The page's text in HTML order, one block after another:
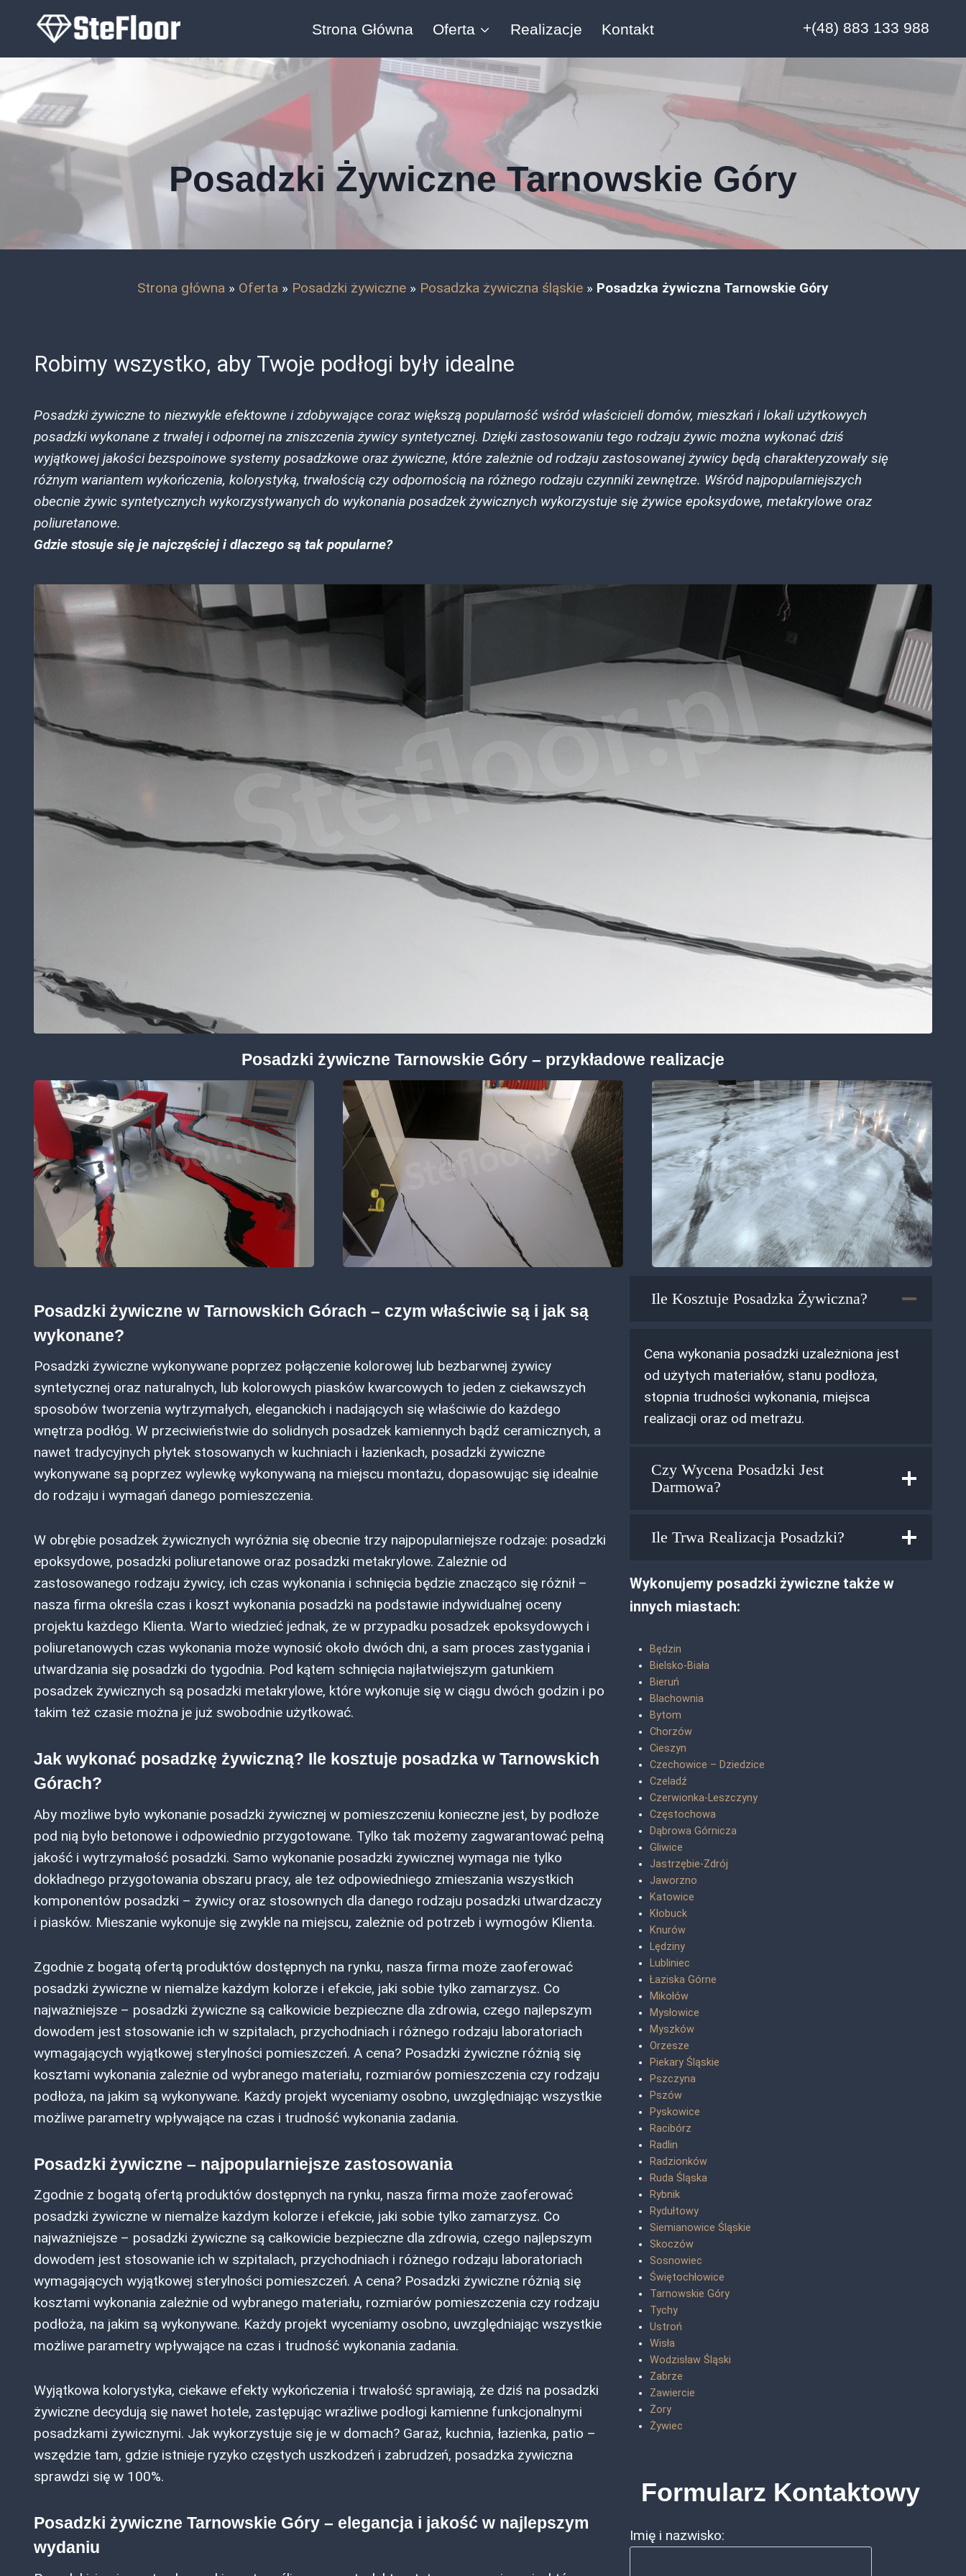
Strona Główna Oferta Realizacje Kontakt +(48) 883 133 988
Posadzki Żywiczne Tarnowskie Góry
Strona główna » Oferta » Posadzki żywiczne » Posadzka żywiczna śląskie » Posadzka żywiczna Tarnowskie Góry
Robimy wszystko, aby Twoje podłogi były idealne
Posadzki żywiczne to niezwykle efektowne i zdobywające coraz większą popularność wśród właścicieli domów, mieszkań i lokali użytkowych
posadzki wykonane z trwałej i odpornej na zniszczenia żywicy syntetycznej. Dzięki zastosowaniu tego rodzaju żywic można wykonać dziś
wyjątkowej jakości bezspoinowe systemy posadzkowe oraz żywiczne, które zależnie od rodzaju zastosowanej żywicy będą charakteryzowały się
różnym wariantem wykończenia, kolorystyką, trwałością czy odpornością na różnego rodzaju czynniki zewnętrze. Wśród najpopularniejszych
obecnie żywic syntetycznych wykorzystywanych do wykonania posadzek żywicznych wykorzystuje się żywice epoksydowe, metakrylowe oraz
poliuretanowe.
Gdzie stosuje się je najczęściej i dlaczego są tak popularne?
Posadzki żywiczne Tarnowskie Góry – przykładowe realizacje
Posadzki żywiczne w Tarnowskich Górach – czym właściwie są i jak są
wykonane?
Posadzki żywiczne wykonywane poprzez połączenie kolorowej lub bezbarwnej żywicy
syntetycznej oraz naturalnych, lub kolorowych piasków kwarcowych to jeden z ciekawszych
sposobów tworzenia wytrzymałych, eleganckich i nadających się właściwie do każdego
wnętrza podłóg. W przeciwieństwie do solidnych posadzek kamiennych bądź ceramicznych, a
nawet tradycyjnych płytek stosowanych w kuchniach i łazienkach, posadzki żywiczne
wykonywane są poprzez wylewkę wykonywaną na miejscu montażu, dopasowując się idealnie
do rodzaju i wymagań danego pomieszczenia.
W obrębie posadzek żywicznych wyróżnia się obecnie trzy najpopularniejsze rodzaje: posadzki
epoksydowe, posadzki poliuretanowe oraz posadzki metakrylowe. Zależnie od
zastosowanego rodzaju żywicy, ich czas wykonania i schnięcia będzie znacząco się różnił –
nasza firma określa czas i koszt wykonania posadzki na podstawie indywidualnej oceny
projektu każdego Klienta. Warto wiedzieć jednak, że w przypadku posadzek epoksydowych i
poliuretanowych czas wykonania może wynosić około dwóch dni, a sam proces zastygania i
utwardzania się posadzki do tygodnia. Pod kątem schnięcia najłatwiejszym gatunkiem
posadzek żywicznych są posadzki metakrylowe, które wykonuje się w ciągu dwóch godzin i po
takim też czasie można je już swobodnie użytkować.
Jak wykonać posadzkę żywiczną? Ile kosztuje posadzka w Tarnowskich
Górach?
Aby możliwe było wykonanie posadzki żywicznej w pomieszczeniu konieczne jest, by podłoże
pod nią było betonowe i odpowiednio przygotowane. Tylko tak możemy zagwarantować pełną
jakość i wytrzymałość posadzki. Samo wykonanie posadzki żywicznej wymaga nie tylko
dokładnego przygotowania obszaru pracy, ale też odpowiedniego zmieszania wszystkich
komponentów posadzki – żywicy oraz stosownych dla danego rodzaju posadzki utwardzaczy
i piasków. Mieszanie wykonuje się zwykle na miejscu, zależnie od potrzeb i wymogów Klienta.
Zgodnie z bogatą ofertą produktów dostępnych na rynku, nasza firma może zaoferować
posadzki żywiczne w niemalże każdym kolorze i efekcie, jaki sobie tylko zamarzysz. Co
najważniejsze – posadzki żywiczne są całkowicie bezpieczne dla zdrowia, czego najlepszym
dowodem jest stosowanie ich w szpitalach, przychodniach i różnego rodzaju laboratoriach
wymagających wyjątkowej sterylności pomieszczeń. A cena? Posadzki żywiczne różnią się
kosztami wykonania zależnie od wybranego materiału, rozmiarów pomieszczenia czy rodzaju
podłoża, na jakim są wykonywane. Każdy projekt wyceniamy osobno, uwzględniając wszystkie
możliwe parametry wpływające na czas i trudność wykonania zadania.
Posadzki żywiczne – najpopularniejsze zastosowania
Zgodnie z bogatą ofertą produktów dostępnych na rynku, nasza firma może zaoferować
posadzki żywiczne w niemalże każdym kolorze i efekcie, jaki sobie tylko zamarzysz. Co
najważniejsze – posadzki żywiczne są całkowicie bezpieczne dla zdrowia, czego najlepszym
dowodem jest stosowanie ich w szpitalach, przychodniach i różnego rodzaju laboratoriach
wymagających wyjątkowej sterylności pomieszczeń. A cena? Posadzki żywiczne różnią się
kosztami wykonania zależnie od wybranego materiału, rozmiarów pomieszczenia czy rodzaju
podłoża, na jakim są wykonywane. Każdy projekt wyceniamy osobno, uwzględniając wszystkie
możliwe parametry wpływające na czas i trudność wykonania zadania.
Wyjątkowa kolorystyka, ciekawe efekty wykończenia i trwałość sprawiają, że dziś na posadzki
żywiczne decydują się nawet hotele, zastępując wrażliwe podłogi kamienne funkcjonalnymi
posadzkami żywicznymi. Jak wykorzystuje się je w domach? Garaż, kuchnia, łazienka, patio –
wszędzie tam, gdzie istnieje ryzyko częstych uszkodzeń i zabrudzeń, posadzka żywiczna
sprawdzi się w 100%.
Posadzki żywiczne Tarnowskie Góry – elegancja i jakość w najlepszym
wydaniu
Ile Kosztuje Posadzka Żywiczna?
Cena wykonania posadzki uzależniona jest
od użytych materiałów, stanu podłoża,
stopnia trudności wykonania, miejsca
realizacji oraz od metrażu.
Czy Wycena Posadzki Jest
Darmowa?
Ile Trwa Realizacja Posadzki?
Wykonujemy posadzki żywiczne także w
innych miastach:
Będzin
Bielsko-Biała
Bieruń
Blachownia
Bytom
Chorzów
Cieszyn
Czechowice – Dziedzice
Czeladź
Czerwionka-Leszczyny
Częstochowa
Dąbrowa Górnicza
Gliwice
Jastrzębie-Zdrój
Jaworzno
Katowice
Kłobuck
Knurów
Lędziny
Lubliniec
Łaziska Górne
Mikołów
Mysłowice
Myszków
Orzesze
Piekary Śląskie
Pszczyna
Pszów
Pyskowice
Racibórz
Radlin
Radzionków
Ruda Śląska
Rybnik
Rydułtowy
Siemianowice Śląskie
Skoczów
Sosnowiec
Świętochłowice
Tarnowskie Góry
Tychy
Ustroń
Wisła
Wodzisław Śląski
Zabrze
Zawiercie
Żory
Żywiec
Formularz Kontaktowy
Imię i nazwisko: